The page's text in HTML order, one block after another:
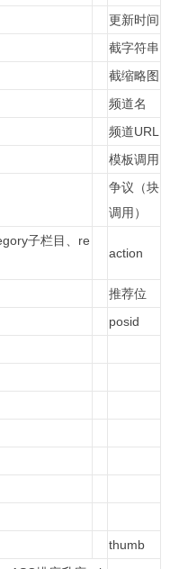
更新时间
截字符串
截缩略图
频道名
频道URL
模板调用
争议（块
调用）
子栏目、re
action
推荐位
posid
thumb